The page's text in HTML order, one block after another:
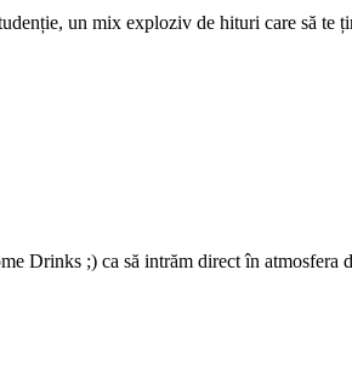
un mix exploziv de hituri care să te
Drinks ;) ca să intrăm direct în atmosfera